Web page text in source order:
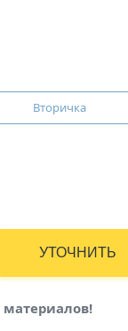
Вторичка
УТОЧНИТЬ
материалов!